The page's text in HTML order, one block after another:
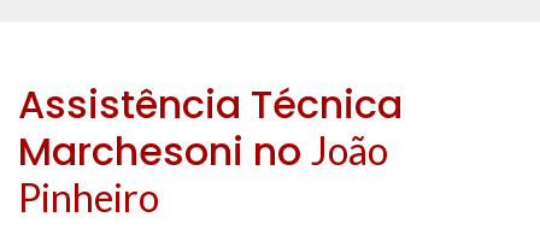
Assistência Técnica
Marchesoni no João
Pinheiro